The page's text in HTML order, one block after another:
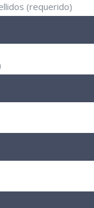
(requerido)